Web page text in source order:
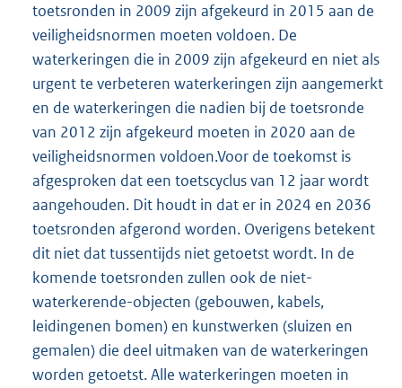
toetsronden in 2009 zijn afgekeurd in 2015 aan de
veiligheidsnormen moeten voldoen. De
waterkeringen die in 2009 zijn afgekeurd en niet als
urgent te verbeteren waterkeringen zijn aangemerkt
en de waterkeringen die nadien bij de toetsronde
van 2012 zijn afgekeurd moeten in 2020 aan de
veiligheidsnormen voldoen.Voor de toekomst is
afgesproken dat een toetscyclus van 12 jaar wordt
aangehouden. Dit houdt in dat er in 2024 en 2036
toetsronden afgerond worden. Overigens betekent
dit niet dat tussentijds niet getoetst wordt. In de
komende toetsronden zullen ook de niet-
waterkerende-objecten (gebouwen, kabels,
leidingenen bomen) en kunstwerken (sluizen en
gemalen) die deel uitmaken van de waterkeringen
worden getoetst. Alle waterkeringen moeten in